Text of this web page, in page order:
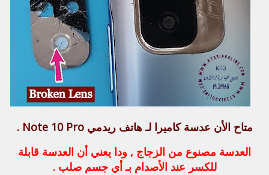
متاح الأن عدسة كاميرا لـ هاتف ريدمي Note 10 Pro .
العدسة مصنوع من الزجاج , ودا يعني أن العدسة قابلة
للكسر عند الأصدام بـ أي جسم صلب .